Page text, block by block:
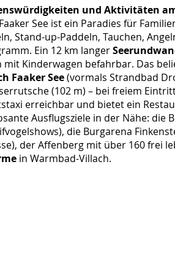
und Aktivitäten
See ist ein Paradies für
Stand-up-Paddeln, Tauchen,
Ein 12 km langer
mit Kinderwagen befahrbar. Das
Faaker See(vormals Strandbad
(102 m) – bei freiem
erreichbar und bietet ein
Ausflugsziele in der Nähe: die
die Burgarena
der Affenberg mit über 160 frei
in Warmbad-Villach.